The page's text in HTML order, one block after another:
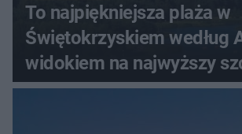
To najpiękniejsza plaża w
Świętokrzyskiem według
widokiem na najwyższy
Świętokrzyskich